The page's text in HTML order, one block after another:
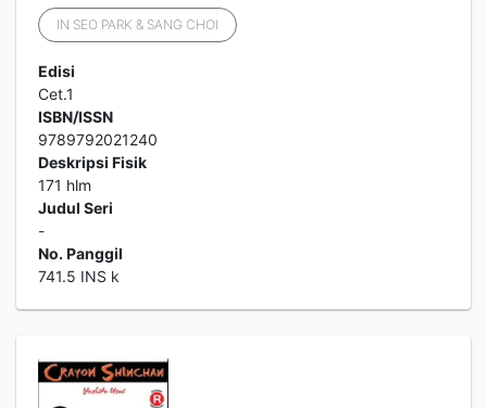
IN SEO PARK & SANG CHOI
Edisi
Cet.1
ISBN/ISSN
9789792021240
Deskripsi Fisik
171 hlm
Judul Seri
-
No. Panggil
741.5 INS k